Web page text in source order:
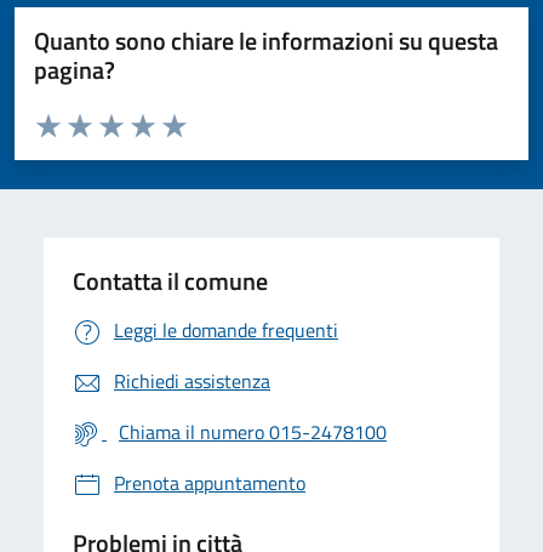
Quanto sono chiare le informazioni su questa
pagina?
Valuta da 1 a 5 stelle la pagina
Valuta 5 stelle su 5
Valuta 4 stelle su 5
Valuta 3 stelle su 5
Valuta 2 stelle su 5
Valuta 1 stelle su 5
Contatta il comune
Leggi le domande frequenti
Richiedi assistenza
Chiama il numero 015-2478100
Prenota appuntamento
Problemi in città